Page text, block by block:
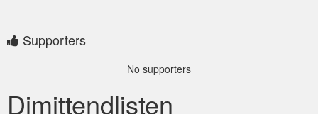
Supporters
No supporters
Dimittendlisten